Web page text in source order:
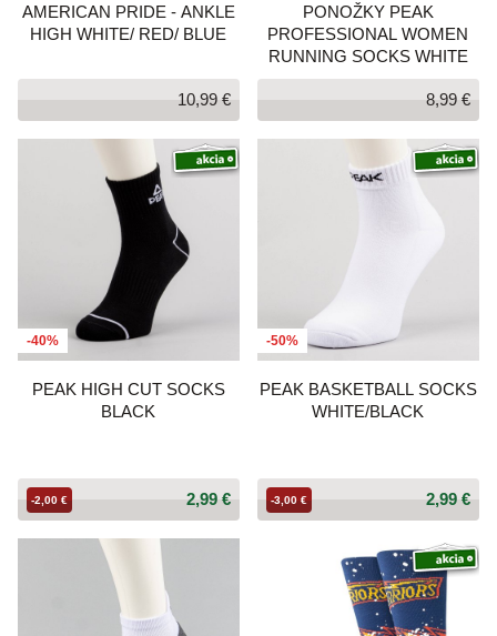
AMERICAN PRIDE - ANKLE
HIGH WHITE/ RED/ BLUE
10,99 €
PONOŽKY PEAK
PROFESSIONAL WOMEN
RUNNING SOCKS WHITE
8,99 €
-40%
PEAK HIGH CUT SOCKS
BLACK
2,99 €
-2,00 €
-50%
PEAK BASKETBALL SOCKS
WHITE/BLACK
2,99 €
-3,00 €